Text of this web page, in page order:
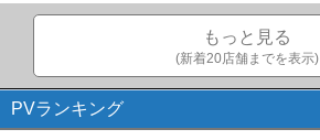
もっと見る
(新着20店舗までを表示)
PVランキング